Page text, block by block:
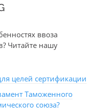
ввоза
Читайте нашу
целей сертификации
Таможенного
союза?